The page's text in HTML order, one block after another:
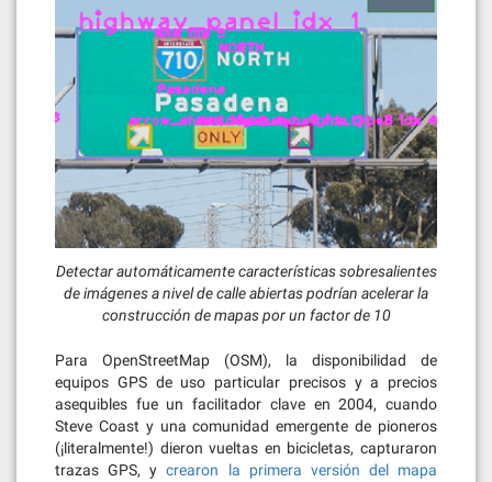
Detectar automáticamente características sobresalientes
de imágenes a nivel de calle abiertas podrían acelerar la
construcción de mapas por un factor de 10
Para OpenStreetMap (OSM), la disponibilidad de
equipos GPS de uso particular precisos y a precios
asequibles fue un facilitador clave en 2004, cuando
Steve Coast y una comunidad emergente de pioneros
(¡literalmente!) dieron vueltas en bicicletas, capturaron
trazas GPS, ycrearon la primera versión del mapa